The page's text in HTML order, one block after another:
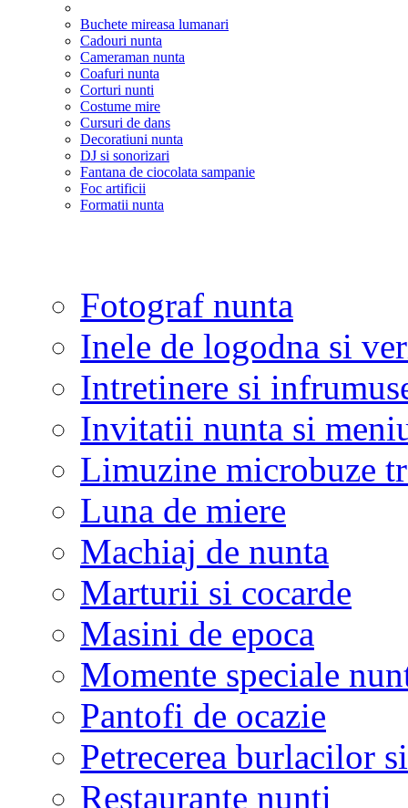
Buchete mireasa lumanari
Cadouri nunta
Cameraman nunta
Coafuri nunta
Corturi nunti
Costume mire
Cursuri de dans
Decoratiuni nunta
DJ si sonorizari
Fantana de ciocolata sampanie
Foc artificii
Formatii nunta
Fotograf nunta
Inele de logodna si
Intretinere si
Invitatii nunta si
Limuzine microbuze
Luna de miere
Machiaj de nunta
Marturii si cocarde
Masini de epoca
Momente speciale
Pantofi de ocazie
Petrecerea burlacilor
Restaurante nunti